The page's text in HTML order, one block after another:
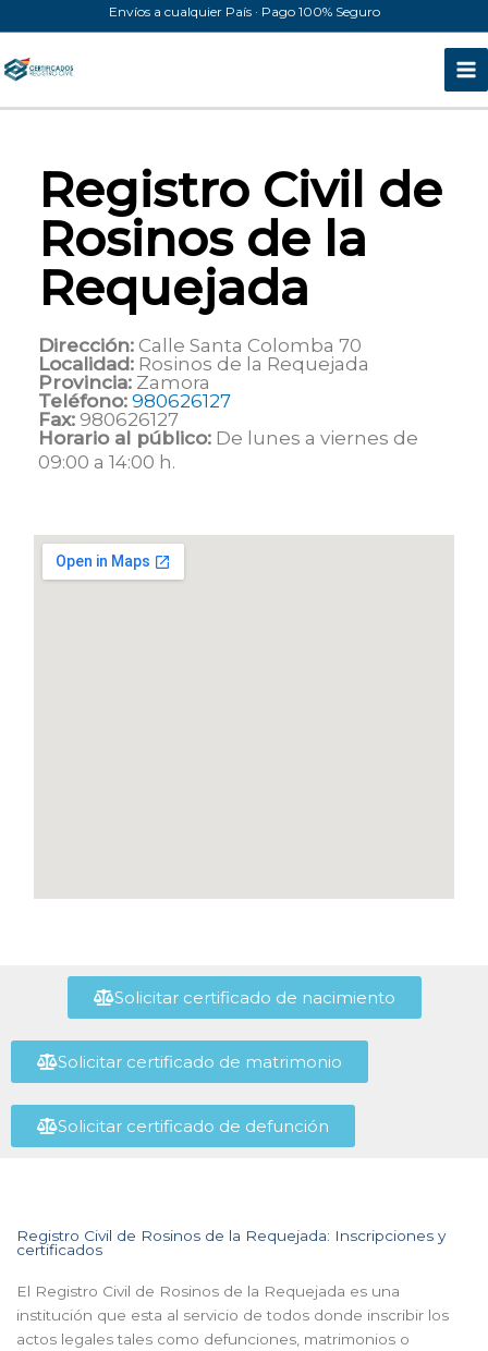
al
contenido
Envíos a cualquier País · Pago 100% Seguro
Registro Civil de
Rosinos de la
Requejada
Dirección: Calle Santa Colomba 70
Localidad: Rosinos de la Requejada
Provincia: Zamora
Teléfono: 980626127
Fax: 980626127
Horario al público: De lunes a viernes de
09:00 a 14:00 h.
Solicitar certificado de nacimiento
Solicitar certificado de matrimonio
Solicitar certificado de defunción
Registro Civil de Rosinos de la Requejada: Inscripciones y
certificados
El Registro Civil de Rosinos de la Requejada es una
institución que esta al servicio de todos donde inscribir los
actos legales tales como defunciones, matrimonios o